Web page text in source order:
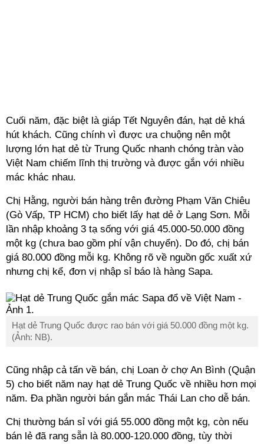
Cuối năm, đặc biệt là giáp Tết Nguyên đán, hạt dẻ khá
hút khách. Cũng chính vì được ưa chuộng nên một
lượng lớn hạt dẻ từ Trung Quốc nhanh chóng tràn vào
Việt Nam chiếm lĩnh thị trường và được gắn với nhiều
mác khác nhau.
Chị Hằng, người bán hàng trên đường Phạm Văn Chiêu
(Gò Vấp, TP HCM) cho biết lấy hạt dẻ ở Lạng Sơn. Mỗi
lần nhập khoảng 3 tạ sống với giá 45.000-50.000 đồng
một kg (chưa bao gồm phí vận chuyển). Do đó, chị bán
giá 80.000 đồng mỗi kg. Không rõ về nguồn gốc xuất xứ
nhưng chị kể, đơn vị nhập sỉ báo là hàng Sapa.
Hạt dẻ Trung Quốc được rao bán với giá 50.000 đồng một kg.
(Ảnh: NB).
Cũng nhập cả tấn về bán, chị Loan ở chợ An Bình (Quận
5) cho biết năm nay hạt dẻ Trung Quốc về nhiều hơn mọi
năm. Đa phần người bán gắn mác Thái Lan cho dễ bán.
Chị thường bán sỉ với giá 55.000 đồng một kg, còn nếu
bán lẻ đã rang sẵn là 80.000-120.000 đồng, tùy thời